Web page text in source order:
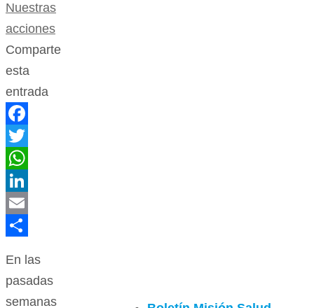
Nuestras
acciones
Comparte
esta
entrada
Facebook
Twitter
WhatsApp
LinkedIn
Email
En las
pasadas
semanas